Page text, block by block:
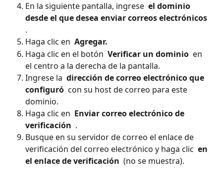
En la siguiente pantalla, ingrese el dominio
desde el que desea enviar correos electrónicos
.
Haga clic en Agregar.
Haga clic en el botón Verificar un dominio en
el centro a la derecha de la pantalla.
Ingrese la dirección de correo electrónico que
configuró con su host de correo para este
dominio.
Haga clic en Enviar correo electrónico de
verificación .
Busque en su servidor de correo el enlace de
verificación del correo electrónico y haga clic en
el enlace de verificación (no se muestra).